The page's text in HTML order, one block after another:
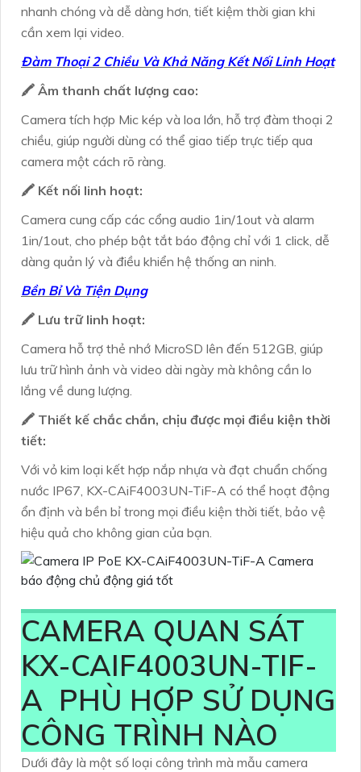
nhanh chóng và dễ dàng hơn, tiết kiệm thời gian khi
cần xem lại video.
Đàm Thoại 2 Chiều Và Khả Năng Kết Nối Linh Hoạt
🖍 Âm thanh chất lượng cao:
Camera tích hợp Mic kép và loa lớn, hỗ trợ đàm thoại 2
chiều, giúp người dùng có thể giao tiếp trực tiếp qua
camera một cách rõ ràng.
🖍 Kết nối linh hoạt:
Camera cung cấp các cổng audio 1in/1out và alarm
1in/1out, cho phép bật tắt báo động chỉ với 1 click, dễ
dàng quản lý và điều khiển hệ thống an ninh.
Bền Bỉ Và Tiện Dụng
🖍 Lưu trữ linh hoạt:
Camera hỗ trợ thẻ nhớ MicroSD lên đến 512GB, giúp
lưu trữ hình ảnh và video dài ngày mà không cần lo
lắng về dung lượng.
🖍 Thiết kế chắc chắn, chịu được mọi điều kiện thời
tiết:
Với vỏ kim loại kết hợp nắp nhựa và đạt chuẩn chống
nước IP67, KX-CAiF4003UN-TiF-A có thể hoạt động
ổn định và bền bỉ trong mọi điều kiện thời tiết, bảo vệ
hiệu quả cho không gian của bạn.
CAMERA QUAN SÁT
KX-CAIF4003UN-TIF-
A PHÙ HỢP SỬ DỤNG
CÔNG TRÌNH NÀO
Dưới đây là một số loại công trình mà mẫu camera